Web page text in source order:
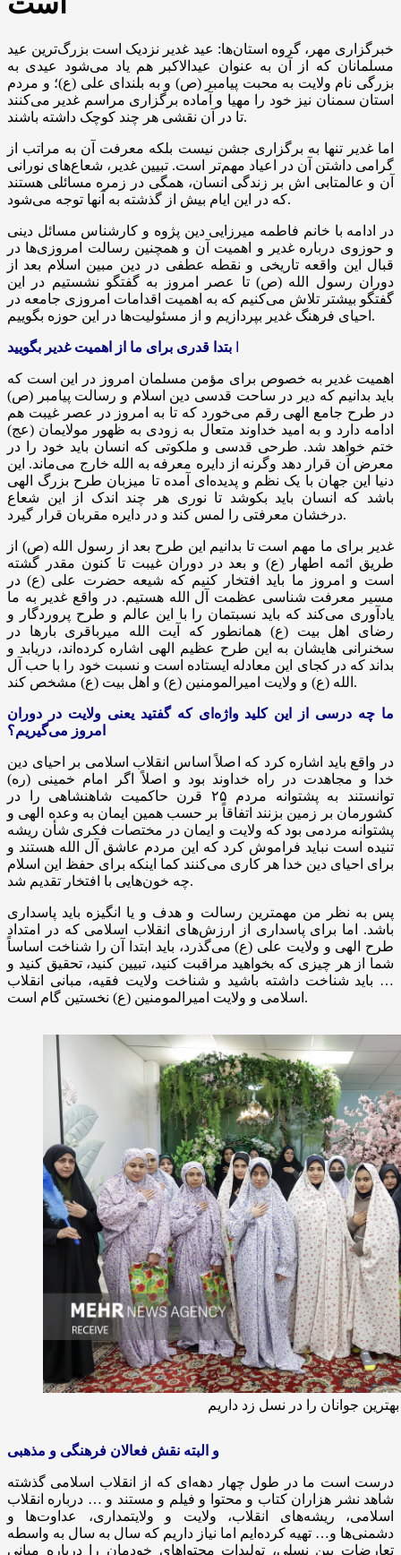
خبرگزاری مهر، گروه استان‌ها: عید غدیر نزدیک است بزرگ‌ترین عید
مسلمانان که از آن به عنوان
عیدالاکبر
هم یاد می‌شود عیدی به
بزرگی نام ولایت به محبت پیامبر (ص) و به بلندای علی (ع)؛ و مردم
استان سمنان نیز خود را مهیا و آماده برگزاری مراسم غدیر می‌کنند
تا در آن نقشی هر چند کوچک داشته باشند.
اما غدیر تنها به برگزاری جشن نیست بلکه معرفت آن به مراتب از
گرامی داشتن آن در اعیاد مهم‌تر است. تبیین غدیر، شعاع‌های نورانی
آن و عالمتابی
اش بر زندگی انسان، همگی در زمره مسائلی هستند
که در این ایام بیش از گذشته به آنها توجه می‌شود.
در ادامه با خانم فاطمه میرزایی دین پژوه و کارشناس مسائل دینی
و حوزوی درباره غدیر و اهمیت آن و همچنین رسالت امروزی‌ها در
قبال این واقعه تاریخی و نقطه عطفی در دین مبین اسلام بعد از
دوران رسول الله (ص) تا عصر امروز به گفتگو نشستیم در این
گفتگو بیشتر تلاش می‌کنیم که به اهمیت اقدامات امروزی جامعه در
احیای فرهنگ غدیر بپردازیم و از مسئولیت‌ها در این حوزه بگوییم.
بتدا قدری برای ما از اهمیت غدیر بگویید
اهمیت غدیر به خصوص برای مؤمن مسلمان امروز در این است که
باید بدانیم که دیر در ساحت قدسی دین اسلام و رسالت پیامبر (ص)
در طرح جامع الهی رقم می‌خورد که تا به امروز در عصر غیبت هم
ادامه دارد و به امید خداوند متعال به زودی به ظهور مولایمان (عج)
ختم خواهد شد. طرحی قدسی و ملکوتی که انسان باید خود را در
معرض آن قرار دهد وگرنه از دایره معرفه به الله خارج می‌ماند. این
دنیا این جهان با یک نظم و پدیده‌ای آمده تا میزبان طرح بزرگ الهی
باشد که انسان باید بکوشد تا نوری هر چند اندک از این شعاع
درخشان معرفتی را لمس کند و در دایره مقربان قرار گیرد.
غدیر برای ما مهم است تا بدانیم این طرح بعد از رسول الله (ص) از
طریق ائمه اطهار (ع) و بعد در دوران غیبت تا کنون مقدر گشته
است و امروز ما باید افتخار کنیم که شیعه حضرت علی (ع) در
مسیر معرفت شناسی عظمت آل الله هستیم. در واقع غدیر به ما
یادآوری می‌کند که باید نسبتمان را با این عالم و طرح پروردگار و
رضای اهل بیت (ع) همانطور که آیت الله میرباقری بارها در
سخنرانی هایشان به این طرح عظیم الهی اشاره کرده‌اند، دریابد و
بداند که در کجای این معادله ایستاده است و نسبت خود را با حب آل
الله (ع) و ولایت امیرالمومنین (ع) و اهل بیت (ع) مشخص کند.
ما چه درسی از این کلید واژه‌ای که گفتید یعنی ولایت در دوران
امروز می‌گیریم؟
در واقع باید اشاره کرد که اصلاً اساس انقلاب اسلامی بر احیای دین
خدا و مجاهدت در راه خداوند بود و اصلاً اگر امام خمینی (ره)
توانستند به پشتوانه مردم ۲۵ قرن حاکمیت شاهنشاهی را در
کشورمان بر زمین بزنند اتفاقاً بر حسب همین ایمان به وعده الهی و
پشتوانه مردمی بود که ولایت و ایمان در مختصات فکری شأن ریشه
تنیده است نباید فراموش کرد که این مردم عاشق آل الله هستند و
برای احیای دین خدا هر کاری می‌کنند کما اینکه برای حفظ این اسلام
چه خون‌هایی با افتخار تقدیم شد.
پس به نظر من مهمترین رسالت و هدف و یا انگیزه باید پاسداری
باشد. اما برای پاسداری از ارزش‌های انقلاب اسلامی که در امتداد
طرح الهی و ولایت علی (ع)می‌گذرد، باید ابتدا آن را شناخت اساساً
شما از هر چیزی که بخواهید مراقبت کنید، تبیین کنید، تحقیق کنید و
… باید شناخت داشته باشید و شناخت ولایت فقیه، مبانی انقلاب
اسلامی و ولایت امیرالمومنین (ع) نخستین گام است.
جوانان را در نسل زد داریم
و البته نقش فعالان فرهنگی و مذهبی
درست است ما در طول چهار دهه‌ای که از انقلاب اسلامی گذشته
شاهد نشر هزاران کتاب و محتوا و فیلم و مستند و … درباره انقلاب
اسلامی، ریشه‌های انقلاب، ولایت و ولایتمداری، عداوت‌ها و
دشمنی‌ها و… تهیه کرده‌ایم اما نیاز داریم که سال به سال به واسطه
تعارضات بین نسلی، تولیدات محتواهای خودمان را درباره مبانی